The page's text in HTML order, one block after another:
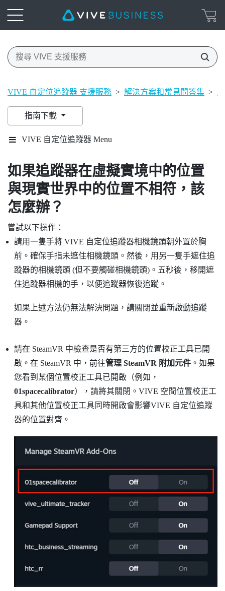
VIVE 自定位追蹤器 支援服務 > 解決方案和常見問答集 >
指南下載
VIVE 自定位追蹤器 Menu
如果追蹤器在虛擬實境中的位置
與現實世界中的位置不相符，該
怎麼辦？
嘗試以下操作：
請用一隻手將 VIVE 自定位追蹤器相機鏡頭朝外置於胸
前。確保手指未遮住相機鏡頭。然後，用另一隻手遮住追
蹤器的相機鏡頭 (但不要觸碰相機鏡頭)。五秒後，移開遮
住追蹤器相機的手，以便追蹤器恢復追蹤。
如果上述方法仍無法解決問題，請關閉並重新啟動追蹤
器。
請在 SteamVR 中檢查是否有第三方的位置校正工具已開
啟。在 SteamVR 中，前往管理 SteamVR 附加元件。如果
您看到某個位置校正工具已開啟（例如，
01spacecalibrator），請將其關閉。 VIVE 空間位置校正工
具和其他位置校正工具同時開啟會影響VIVE 自定位追蹤
器的位置對齊。